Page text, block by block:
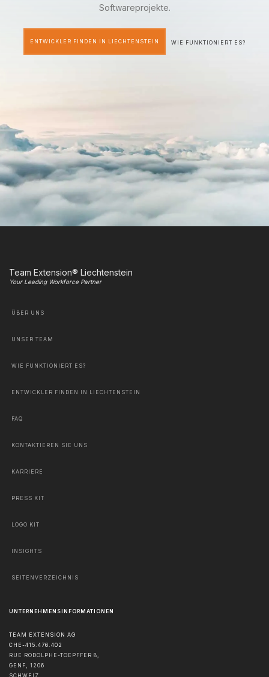
Softwareprojekte.
ENTWICKLER FINDEN IN LIECHTENSTEIN WIE FUNKTIONIERT ES?
Team Extension® Liechtenstein
Your Leading Workforce Partner
ÜBER UNS
UNSER TEAM
WIE FUNKTIONIERT ES?
ENTWICKLER FINDEN IN LIECHTENSTEIN
FAQ
KONTAKTIEREN SIE UNS
KARRIERE
PRESS KIT
LOGO KIT
INSIGHTS
SEITENVERZEICHNIS
UNTERNEHMENSINFORMATIONEN
TEAM EXTENSION AG
CHE-415.476.402
RUE RODOLPHE-TOEPFFER 8,
GENF, 1206